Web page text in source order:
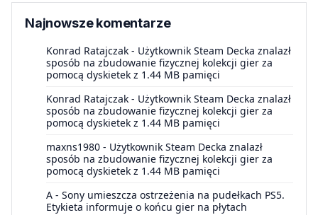
Najnowsze komentarze
Konrad Ratajczak - Użytkownik Steam Decka znalazł
sposób na zbudowanie fizycznej kolekcji gier za
pomocą dyskietek z 1.44 MB pamięci
Konrad Ratajczak - Użytkownik Steam Decka znalazł
sposób na zbudowanie fizycznej kolekcji gier za
pomocą dyskietek z 1.44 MB pamięci
maxns1980 - Użytkownik Steam Decka znalazł
sposób na zbudowanie fizycznej kolekcji gier za
pomocą dyskietek z 1.44 MB pamięci
A - Sony umieszcza ostrzeżenia na pudełkach PS5.
Etykieta informuje o końcu gier na płytach